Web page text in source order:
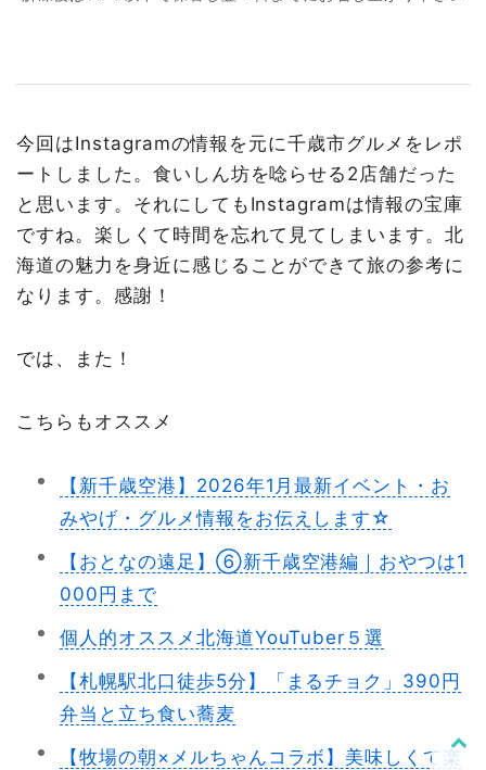
今回はInstagramの情報を元に千歳市グルメをレポ
ートしました。食いしん坊を唸らせる2店舗だった
と思います。それにしてもInstagramは情報の宝庫
ですね。楽しくて時間を忘れて見てしまいます。北
海道の魅力を身近に感じることができて旅の参考に
なります。感謝！
では、また！
こちらもオススメ
【新千歳空港】2026年1月最新イベント・お
みやげ・グルメ情報をお伝えします☆
【おとなの遠足】⑥新千歳空港編｜おやつは1
000円まで
個人的オススメ北海道YouTuber５選
【札幌駅北口徒歩5分】「まるチョク」390円
弁当と立ち食い蕎麦
【牧場の朝×メルちゃんコラボ】美味しくて楽